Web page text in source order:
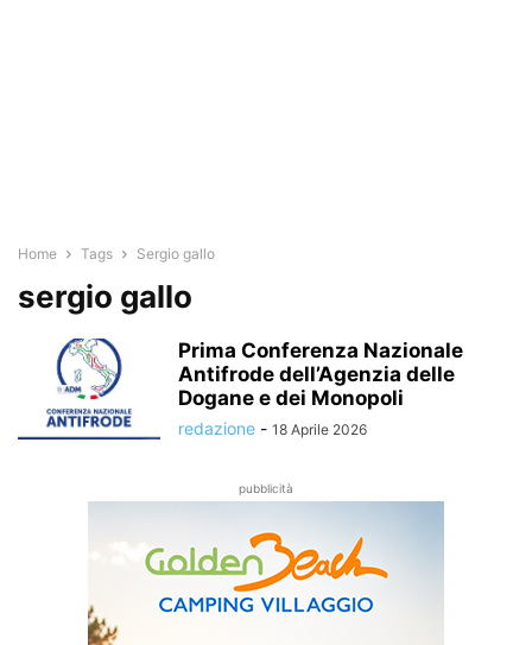
Home Tags Sergio gallo
sergio gallo
Prima Conferenza Nazionale
Antifrode dell’Agenzia delle
Dogane e dei Monopoli
redazione - 18 Aprile 2026
pubblicità